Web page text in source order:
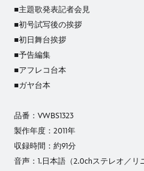
■主題歌発表記者会見
■初号試写後の挨拶
■初日舞台挨拶
■予告編集
■アフレコ台本
■ガヤ台本
品番：VWBS1323
製作年度：2011年
収録時間：約91分
音声：1.日本語（2.0chステレオ／リ